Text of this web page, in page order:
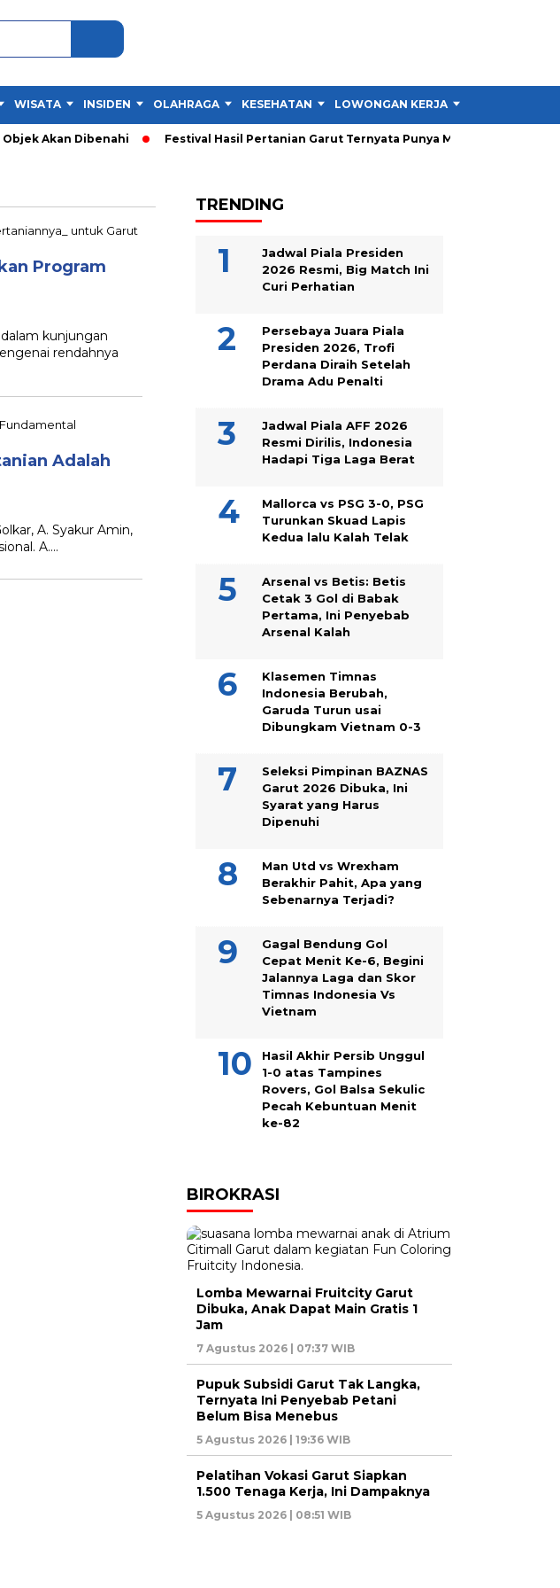
WISATA INSIDEN OLAHRAGA KESEHATAN LOWONGAN KERJA
Akan Dibenahi Festival Hasil Pertanian Garut Ternyata Punya Misi Besar untuk
Program
kunjungan
rendahnya
Adalah
A. Syakur Amin,
A….
TRENDING
Jadwal Piala Presiden
2026 Resmi, Big Match Ini
Curi Perhatian
Persebaya Juara Piala
Presiden 2026, Trofi
Perdana Diraih Setelah
Drama Adu Penalti
Jadwal Piala AFF 2026
Resmi Dirilis, Indonesia
Hadapi Tiga Laga Berat
Mallorca vs PSG 3-0, PSG
Turunkan Skuad Lapis
Kedua lalu Kalah Telak
Arsenal vs Betis: Betis
Cetak 3 Gol di Babak
Pertama, Ini Penyebab
Arsenal Kalah
Klasemen Timnas
Indonesia Berubah,
Garuda Turun usai
Dibungkam Vietnam 0-3
Seleksi Pimpinan BAZNAS
Garut 2026 Dibuka, Ini
Syarat yang Harus
Dipenuhi
Man Utd vs Wrexham
Berakhir Pahit, Apa yang
Sebenarnya Terjadi?
Gagal Bendung Gol
Cepat Menit Ke-6, Begini
Jalannya Laga dan Skor
Timnas Indonesia Vs
Vietnam
Hasil Akhir Persib Unggul
1-0 atas Tampines
Rovers, Gol Balsa Sekulic
Pecah Kebuntuan Menit
ke-82
BIROKRASI
Lomba Mewarnai Fruitcity Garut
Dibuka, Anak Dapat Main Gratis 1
Jam
7 Agustus 2026 | 07:37 WIB
Pupuk Subsidi Garut Tak Langka,
Ternyata Ini Penyebab Petani
Belum Bisa Menebus
5 Agustus 2026 | 19:36 WIB
Pelatihan Vokasi Garut Siapkan
1.500 Tenaga Kerja, Ini Dampaknya
5 Agustus 2026 | 08:51 WIB